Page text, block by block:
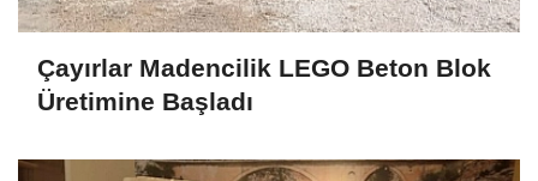
Çayırlar Madencilik LEGO Beton Blok
Üretimine Başladı